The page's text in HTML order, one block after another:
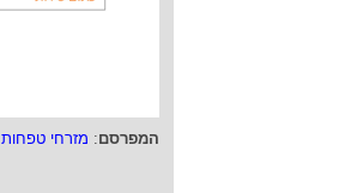
המפרסם: מזרחי טפחות